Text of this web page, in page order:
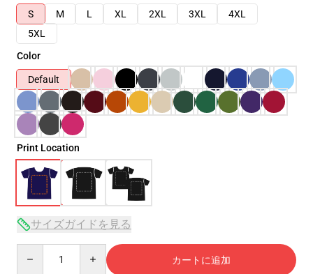
S
M L XL 2XL 3XL
4XL
5XL
Color
Default
Print Location
サイズガイドを見る
カートに追加